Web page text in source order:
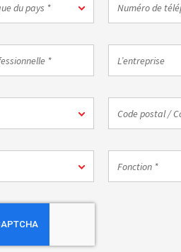
du pays *
de
professionnel
postal
Code
postal
du